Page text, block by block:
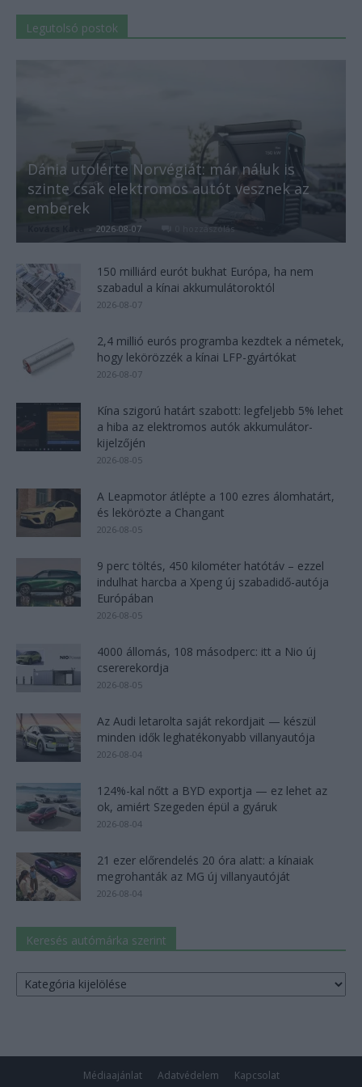
Legutolsó postok
Dánia utolérte Norvégiát: már náluk is
szinte csak elektromos autót vesznek az
emberek
- 2026-08-07 0 hozzászólás
150 milliárd eurót bukhat Európa, ha nem
szabadul a kínai akkumulátoroktól
2026-08-07
2,4 millió eurós programba kezdtek a németek,
hogy lekörözzék a kínai LFP-gyártókat
2026-08-07
Kína szigorú határt szabott: legfeljebb 5% lehet
a hiba az elektromos autók akkumulátor-
kijelzőjén
2026-08-05
A Leapmotor átlépte a 100 ezres álomhatárt,
és lekörözte a Changant
2026-08-05
9 perc töltés, 450 kilométer hatótáv – ezzel
indulhat harcba a Xpeng új szabadidő-autója
Európában
2026-08-05
4000 állomás, 108 másodperc: itt a Nio új
csererekordja
2026-08-05
Az Audi letarolta saját rekordjait — készül
minden idők leghatékonyabb villanyautója
2026-08-04
124%-kal nőtt a BYD exportja — ez lehet az
ok, amiért Szegeden épül a gyáruk
2026-08-04
21 ezer előrendelés 20 óra alatt: a kínaiak
megrohanták az MG új villanyautóját
2026-08-04
Keresés autómárka szerint
Keresés
autómárka
Médiaajánlat Adatvédelem Kapcsolat